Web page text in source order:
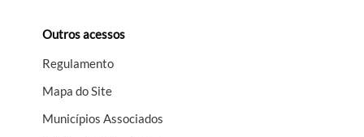
Outros acessos
Regulamento
Mapa do Site
Municípios Associados